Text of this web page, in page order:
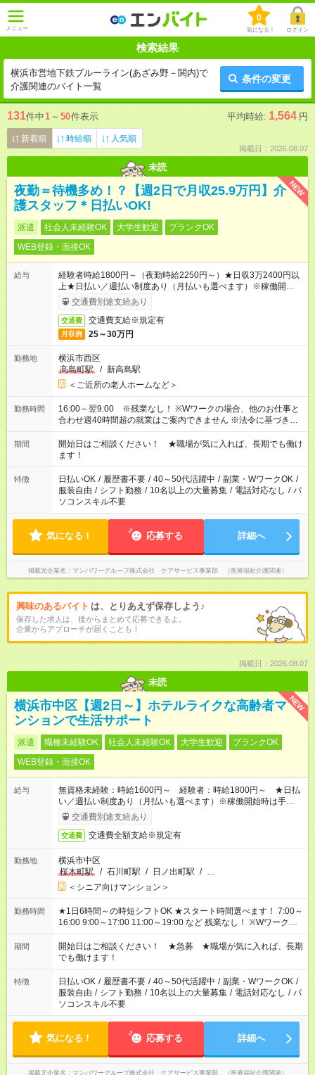
メニュー
0
気になる！ ログイン
検索結果
横浜市営地下鉄ブルーライン(あざみ野－関内)で
介護関連のバイト一覧
条件の変更
131件中1 ～ 50件表示 平均時給: 1,564 円
新着順 時給順 人気順
掲載日：2026.08.07
未読
NEW
夜勤＝待機多め！？【週2日で月収25.9万円】介
護スタッフ＊日払いOK!
派遣 社会人未経験OK 大学生歓迎
ブランクOK
WEB登録・面接OK
給与
経験者時給1800円～（夜勤時給2250円～）★日収3万2400円以
上★日払い／週払い制度あり（月払いも選べます）※稼働開始時
は手続き完了次第のお支払いとなります。
交通費別途支給あり
交通費 交通費支給※規定有
月収例 25～30万円
勤務地
横浜市西区
高島町駅
/ 新高島駅
＜ご近所の老人ホームなど＞
勤務時間
16:00～翌9:00 ※残業なし！ ※Wワークの場合、他のお仕事と
合わせ週40時間超の就業はご案内できません ※法令に基づき、
週20時間以上勤務は社会保険への加入対象となります ※労働者
派遣法（日雇い派遣の原則禁止）により、短時間・短期間の就
業はご案内が難しい場合があります
期間
開始日はご相談ください！ ★職場が気に入れば、長期でも働け
ます！
特徴 日払いOK / 履歴書不要 / 40～50代活躍中 / 副業・WワークOK /
服装自由 / シフト勤務 / 10名以上の大量募集 / 電話対応なし / パ
ソコンスキル不要
気になる！ 応募する 詳細へ
掲載元企業名 マンパワーグループ株式会社 ケアサービス事業部 （医療福祉介護関連）
興味のあるバイト は、とりあえず保存しよう♪
保存した求人は、後からまとめて応募できるよ。
企業からアプローチが届くことも！
掲載日：2026.08.07
未読
NEW
横浜市中区【週2日～】ホテルライクな高齢者マ
ンションで生活サポート
派遣 職種未経験OK 社会人未経験OK 大学生歓迎
ブランクOK
WEB登録・面接OK
給与
無資格未経験：時給1600円～ 経験者：時給1800円～ ★日払
い／週払い制度あり（月払いも選べます）※稼働開始時は手続き
完了次第のお支払いとなります。
交通費別途支給あり
交通費 交通費全額支給※規定有
勤務地
横浜市中区
桜木町駅
/ 石川町駅 / 日ノ出町駅 / …
＜シニア向けマンション＞
勤務時間
★1日6時間～の時短シフトOK ★スタート時間選べます！ 7:00～
16:00 9:00～17:00 11:00～19:00 など 残業なし！ ※Wワークの
場合、他のお仕事と合わせ週40時間超の就業はご案内できませ
ん ※法令に基づき、週20時間以上勤務は社会保険への加入対象
となります ※労働者派遣法（日雇い派遣の原則禁止）により、
短時間・短期間の就業はご案内が難しい場合があります
期間
開始日はご相談ください！ ★急募 ★職場が気に入れば、長期
でも働けます！
特徴 日払いOK / 履歴書不要 / 40～50代活躍中 / 副業・WワークOK /
服装自由 / シフト勤務 / 10名以上の大量募集 / 電話対応なし / パ
ソコンスキル不要
気になる！ 応募する 詳細へ
掲載元企業名 マンパワーグループ株式会社 ケアサービス事業部 （医療福祉介護関連）